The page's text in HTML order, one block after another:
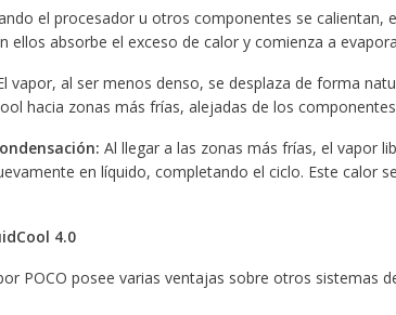
el procesador u otros componentes se calientan,
ellos absorbe el exceso de calor y comienza a
vapor, al ser menos denso, se desplaza de forma
hacia zonas más frías, alejadas de los
Al llegar a las zonas más frías, el vapor
en líquido, completando el ciclo. Este calor
4.0
POCO posee varias ventajas sobre otros sistemas